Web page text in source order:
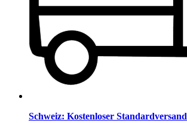
Schweiz: Kostenloser Standardversand